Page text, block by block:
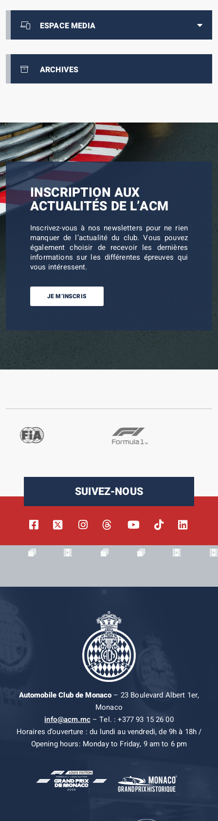
ESPACE MEDIA
ARCHIVES
INSCRIPTION AUX
ACTUALITÉS DE L’ACM
Inscrivez-vous à nos newsletters pour ne rien
manquer de l’actualité du club. Vous pouvez
également choisir de recevoir les dernières
informations sur les différentes épreuves qui
vous intéressent.
JE M’INSCRIS
SUIVEZ-NOUS
Automobile Club de Monaco– 23 Boulevard Albert 1er,
Monaco
info@acm.mc– Tel. : +377 93 15 26 00
Horaires d’ouverture : du lundi au vendredi, de 9h à 18h /
Opening hours: Monday to Friday, 9 am to 6 pm